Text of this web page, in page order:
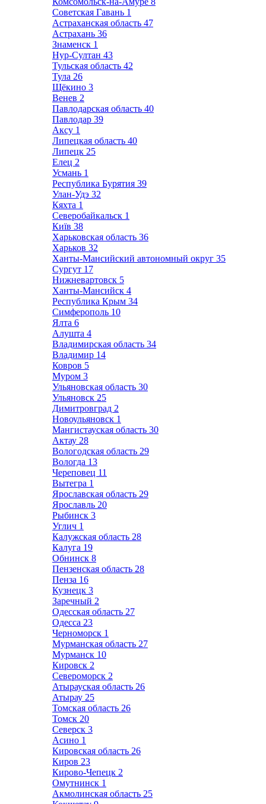
Советская Гавань 1
Астраханская область 47
Астрахань 36
Знаменск 1
Нур-Султан 43
Тульская область 42
Тула 26
Щёкино 3
Венев 2
Павлодарская область 40
Павлодар 39
Аксу 1
Липецкая область 40
Липецк 25
Елец 2
Усмань 1
Республика Бурятия 39
Улан-Удэ 32
Кяхта 1
Северобайкальск 1
Київ 38
Харьковская область 36
Харьков 32
Ханты-Мансийский автономный округ 35
Сургут 17
Нижневартовск 5
Ханты-Мансийск 4
Республика Крым 34
Симферополь 10
Ялта 6
Алушта 4
Владимирская область 34
Владимир 14
Ковров 5
Муром 3
Ульяновская область 30
Ульяновск 25
Димитровград 2
Новоульяновск 1
Мангистауская область 30
Актау 28
Вологодская область 29
Вологда 13
Череповец 11
Вытегра 1
Ярославская область 29
Ярославль 20
Рыбинск 3
Углич 1
Калужская область 28
Калуга 19
Обнинск 8
Пензенская область 28
Пенза 16
Кузнецк 3
Заречный 2
Одесская область 27
Одесса 23
Черноморск 1
Мурманская область 27
Мурманск 10
Кировск 2
Североморск 2
Атырауская область 26
Атырау 25
Томская область 26
Томск 20
Северск 3
Асино 1
Кировская область 26
Киров 23
Кирово-Чепецк 2
Омутнинск 1
Акмолинская область 25